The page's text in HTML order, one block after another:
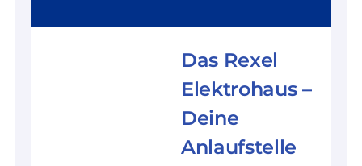
Das Rexel
Elektrohaus –
Deine
Anlaufstelle